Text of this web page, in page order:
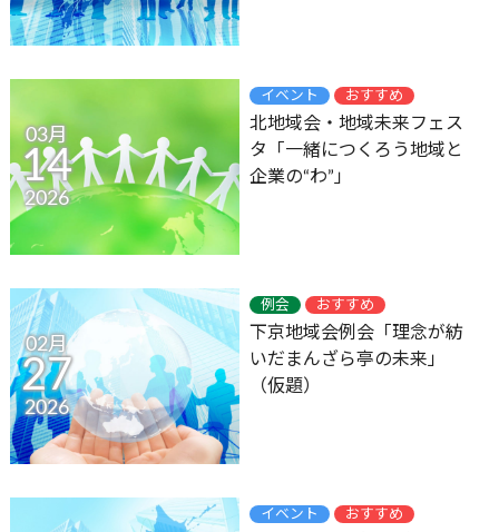
03月
14
2026
イベント おすすめ
北地域会・地域未来フェス
タ「一緒につくろう地域と
企業の“わ”」
02月
27
2026
例会 おすすめ
下京地域会例会「理念が紡
いだまんざら亭の未来」
（仮題）
イベント おすすめ